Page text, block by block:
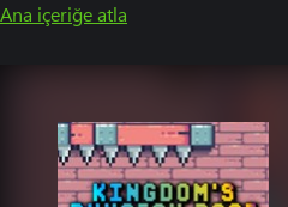
Ana içeriğe atla